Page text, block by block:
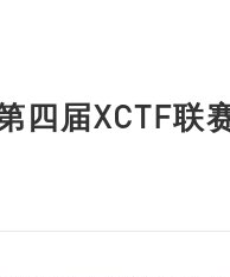
四届XCTF联